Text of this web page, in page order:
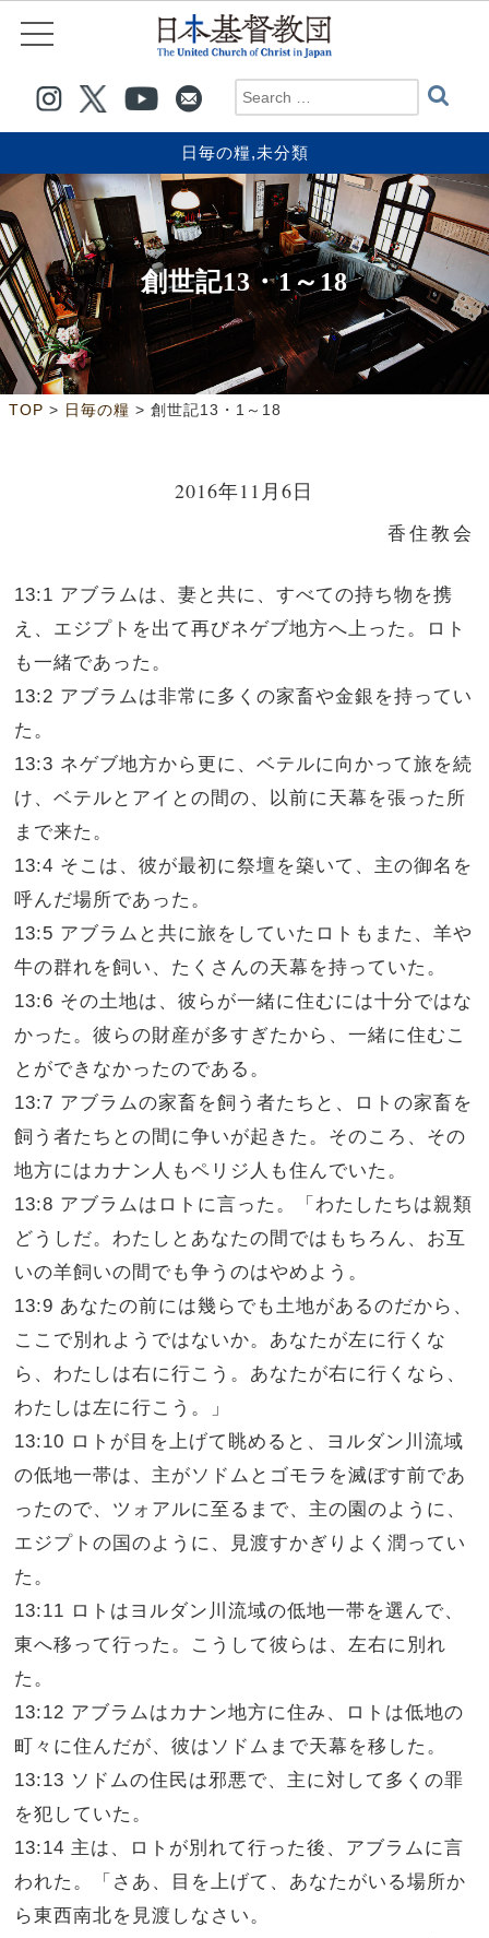
日毎の糧,未分類
創世記13・1～18
TOP > 日毎の糧 > 創世記13・1～18
2016年11月6日
香住教会
13:1 アブラムは、妻と共に、すべての持ち物を携
え、エジプトを出て再びネゲブ地方へ上った。ロト
も一緒であった。
13:2 アブラムは非常に多くの家畜や金銀を持ってい
た。
13:3 ネゲブ地方から更に、ベテルに向かって旅を続
け、ベテルとアイとの間の、以前に天幕を張った所
まで来た。
13:4 そこは、彼が最初に祭壇を築いて、主の御名を
呼んだ場所であった。
13:5 アブラムと共に旅をしていたロトもまた、羊や
牛の群れを飼い、たくさんの天幕を持っていた。
13:6 その土地は、彼らが一緒に住むには十分ではな
かった。彼らの財産が多すぎたから、一緒に住むこ
とができなかったのである。
13:7 アブラムの家畜を飼う者たちと、ロトの家畜を
飼う者たちとの間に争いが起きた。そのころ、その
地方にはカナン人もペリジ人も住んでいた。
13:8 アブラムはロトに言った。「わたしたちは親類
どうしだ。わたしとあなたの間ではもちろん、お互
いの羊飼いの間でも争うのはやめよう。
13:9 あなたの前には幾らでも土地があるのだから、
ここで別れようではないか。あなたが左に行くな
ら、わたしは右に行こう。あなたが右に行くなら、
わたしは左に行こう。」
13:10 ロトが目を上げて眺めると、ヨルダン川流域
の低地一帯は、主がソドムとゴモラを滅ぼす前であ
ったので、ツォアルに至るまで、主の園のように、
エジプトの国のように、見渡すかぎりよく潤ってい
た。
13:11 ロトはヨルダン川流域の低地一帯を選んで、
東へ移って行った。こうして彼らは、左右に別れ
た。
13:12 アブラムはカナン地方に住み、ロトは低地の
町々に住んだが、彼はソドムまで天幕を移した。
13:13 ソドムの住民は邪悪で、主に対して多くの罪
を犯していた。
13:14 主は、ロトが別れて行った後、アブラムに言
われた。「さあ、目を上げて、あなたがいる場所か
ら東西南北を見渡しなさい。